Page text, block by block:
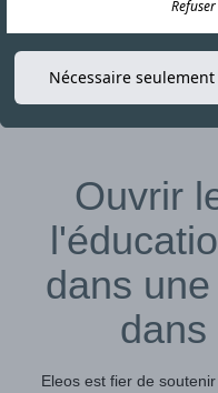
Ouvrir
dans
dans
Eleos est fier de
Refuser
Nécessaire seulement